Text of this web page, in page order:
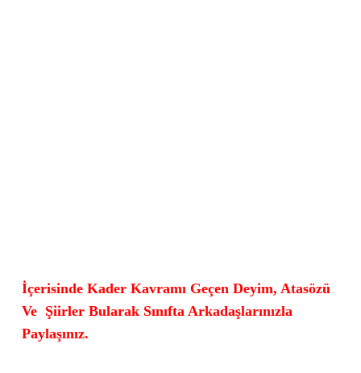
İçerisinde Kader Kavramı Geçen Deyim, Atasözü
Ve Şiirler Bularak Sınıfta Arkadaşlarınızla
Paylaşınız.